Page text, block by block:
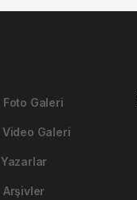
Foto Galeri
Video Galeri
Yazarlar
Arşivler